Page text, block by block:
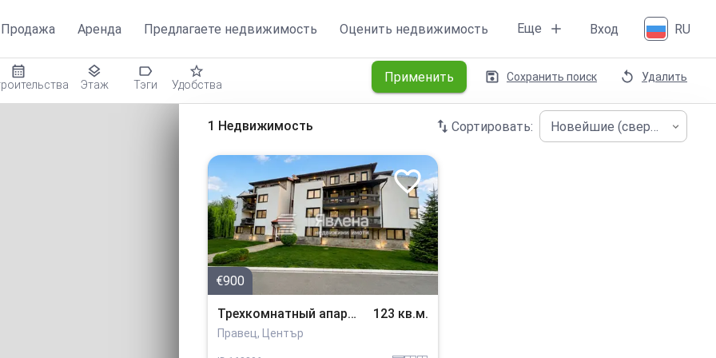
Продажа Аренда Предлагаете недвижимость Оценить недвижимость Еще Вход RU
Этаж Тэги Удобства
Применить Сохранить поиск Удалить
1 Недвижимость Сортировать: Новейшие (сверху)
€900
Трехкомнатный апартамент 123 кв.м.
Правец, Център